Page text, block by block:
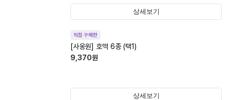
상세보기
직접 구매한
[사옹원] 호떡 6종 (택1)
9,370원
상세보기